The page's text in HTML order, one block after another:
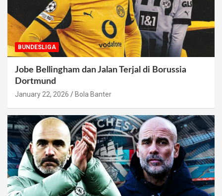
BUNDESLIGA
Jobe Bellingham dan Jalan Terjal di Borussia
Dortmund
January 22, 2026 Bola Banter